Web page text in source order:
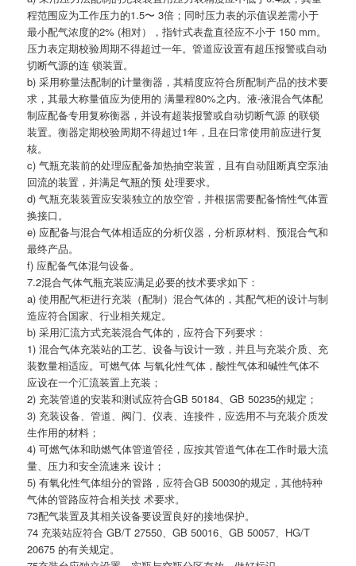
程范围应为工作压力的1.5〜 3倍；同时压力表的示值误差需小于
最小配气浓度的2% (相对），指针式表盘直径应不小于 150 mm。
压力表定期校验周期不得超过一年。管道应设置有超压报警或自动
切断气源的连 锁装置。
b) 采用称量法配制的计量衡器，其精度应符合所配制产品的技术要
求，其最大称量值应为使用的 满量程80%之内。液-液混合气体配
制应配备专用复称衡器，并设有超装报警或自动切断气源 的联锁
装置。衡器定期校验周期不得超过1年，且在日常使用前应进行复
核。
c) 气瓶充装前的处理应配备加热抽空装置，且有自动阻断真空泵油
回流的装置，并满足气瓶的预 处理要求。
d) 气瓶充装装置应安装独立的放空管，并根据需要配备惰性气体置
换接口。
e) 应配备与混合气体相适应的分析仪器，分析原材料、预混合气和
最终产品。
f) 应配备气体混勻设备。
7.2混合气体气瓶充装应满足必要的技术要求如下：
a) 使用配气柜进行充装（配制）混合气体的，其配气柜的设计与制
造应符合国家、行业相关规定。
b) 采用汇流方式充装混合气体的，应符合下列要求：
1) 混合气体充装站的工艺、设备与设计一致，并且与充装介质、充
装数量相适应。可燃气体 与氧化性气体，酸性气体和碱性气体不
应设在一个汇流装置上充装；
2) 充装管道的安装和测试应符合GB 50184、GB 50235的规定；
3) 充装设备、管道、阀门、仪表、连接件，应选用不与充装介质发
生作用的材料；
4) 可燃气体和助燃气体管道管径，应按其管道气体在工作时最大流
量、压力和安全流速来 设计；
5) 有氧化性气体组分的管路，应符合GB 50030的规定，其他特种
气体的管路应符合相关技 术要求。
73配气装置及其相关设备要设置良好的接地保护。
74 充装站应符合 GB/T 27550、GB 50016、GB 50057、HG/T
20675 的有关规定。